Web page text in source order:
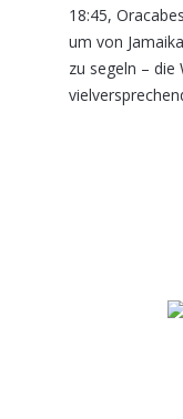
18:45,
um von
zu segeln – die